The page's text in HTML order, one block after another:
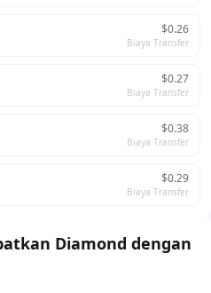
$0.26
Biaya Transfer
$0.27
Biaya Transfer
$0.38
Biaya Transfer
$0.29
Biaya Transfer
Diamond dengan